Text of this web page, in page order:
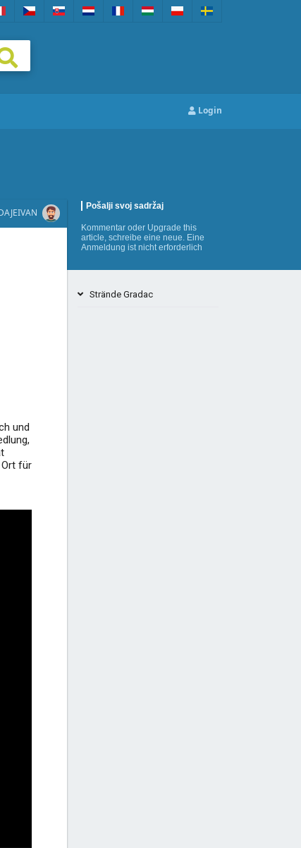
Login
Pošalji svoj sadržaj
Kommentar oder Upgrade this
article, schreibe eine neue. Eine
Anmeldung ist nicht erforderlich
IVAN
und
für
Strände Gradac